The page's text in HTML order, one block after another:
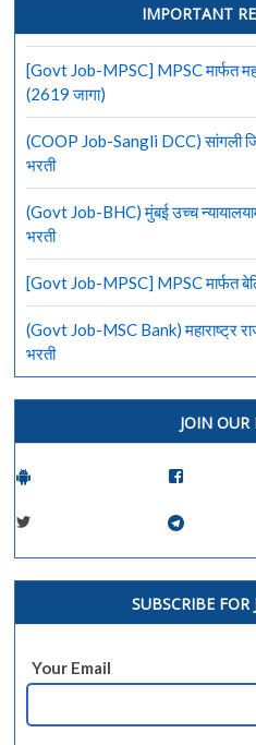
IMPORTANT
[Govt Job-MPSC] MPSC मार्फत
(2619 जागा)
(COOP Job-Sangli DCC) सांगली
भरती
(Govt Job-BHC) मुंबई उच्च
भरती
[Govt Job-MPSC] MPSC मार्फत
(Govt Job-MSC Bank) महाराष्ट्र
भरती
JOIN OUR
SUBSCRIBE
Your Email